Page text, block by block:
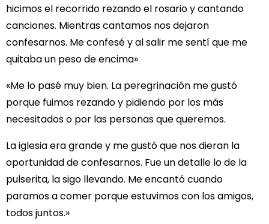
hicimos el recorrido rezando el rosario y cantando
canciones. Mientras cantamos nos dejaron
confesarnos. Me confesé y al salir me sentí que me
quitaba un peso de encima»
«Me lo pasé muy bien. La peregrinación me gustó
porque fuimos rezando y pidiendo por los más
necesitados o por las personas que queremos.
La iglesia era grande y me gustó que nos dieran la
oportunidad de confesarnos. Fue un detalle lo de la
pulserita, la sigo llevando. Me encantó cuando
paramos a comer porque estuvimos con los amigos,
todos juntos.»